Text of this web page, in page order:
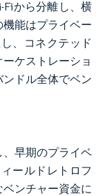
Fiから分離し、横
能はプライベー
、コネクテッド
ケストレーショ
ドル全体でベン
、早期のプライベ
ールドレトロフ
ンチャー資金に